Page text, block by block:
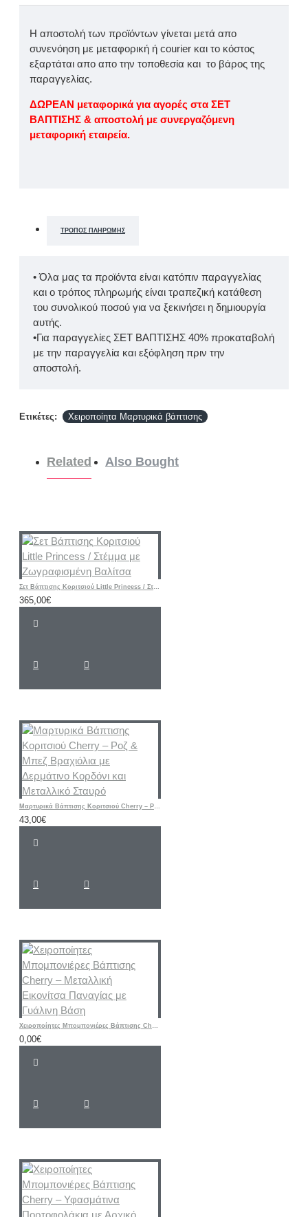
Η αποστολή των προϊόντων γίνεται μετά απο
συνενόηση με μεταφορική ή courier και το κόστος
εξαρτάται απο απο την τοποθεσία και το βάρος της
παραγγελίας.
ΔΩΡΕΑΝ μεταφορικά για αγορές στα ΣΕΤ
ΒΑΠΤΙΣΗΣ & αποστολή με συνεργαζόμενη
μεταφορική εταιρεία.
ΤΡΌΠΟΣ ΠΛΗΡΩΜΉΣ
• Όλα μας τα προϊόντα είναι κατόπιν παραγγελίας
και ο τρόπος πληρωμής είναι τραπεζική κατάθεση
του συνολικού ποσού για να ξεκινήσει η δημιουργία
αυτής.
•Για παραγγελίες ΣΕΤ ΒΑΠΤΙΣΗΣ 40% προκαταβολή
με την παραγγελία και εξόφληση πριν την
αποστολή.
Ετικέτες: Χειροποίητα Μαρτυρικά βάπτισης
Related Also Bought
Σετ Βάπτισης Κοριτσιού Little Princess / Στέμμα με Ζωγραφισμένη Βαλίτσα
365,00€
Μαρτυρικά Βάπτισης Κοριτσιού Cherry – Ροζ & Μπεζ Βραχιόλια με Δερμάτινο Κορδόνι και Μεταλλικό Σταυρό
43,00€
Χειροποίητες Μπομπονιέρες Βάπτισης Cherry – Μεταλλική Εικονίτσα Παναγίας με Γυάλινη Βάση
0,00€